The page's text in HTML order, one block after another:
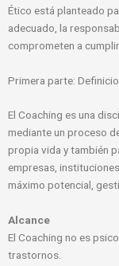
Ético está planteado
adecuado, la
comprometen a
Primera parte:
El Coaching es una
mediante un proceso
propia vida y también
empresas,
máximo potencial,
Alcance
El Coaching no es
trastornos.